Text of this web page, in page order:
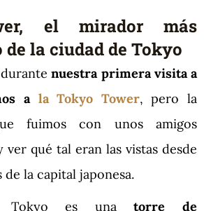
el mirador más
la ciudad de Tokyo
durantenuestra primera visita a
a la Tokyo Tower, pero la
fuimos con unos amigos
qué tal eran las vistas desde
la capital japonesa.
Tokyo es unatorre de